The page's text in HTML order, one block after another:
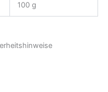
100 g